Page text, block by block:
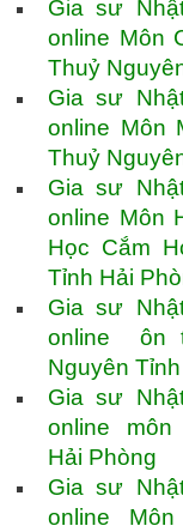
Gia sư
online Môn
Thuỷ
Gia sư
online Môn
Thuỷ
Gia sư
online Môn
Học Cắm
Tỉnh Hải
Gia sư
online ôn
Nguyên
Gia sư
online môn
Hải Phòng
Gia sư
online Môn